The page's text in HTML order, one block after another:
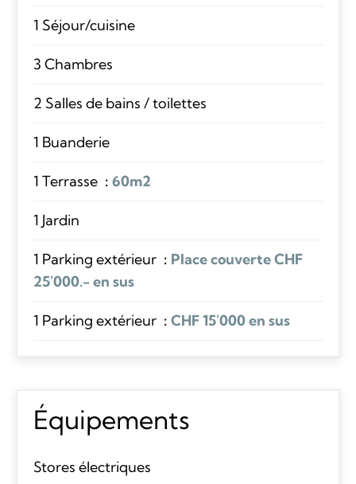
1 Séjour/cuisine
3 Chambres
2 Salles de bains / toilettes
1 Buanderie
1 Terrasse 60m2
1 Jardin
1 Parking extérieur
Place couverte CHF
25'000.- en sus
1 Parking extérieur CHF 15'000 en sus
Équipements
Stores électriques